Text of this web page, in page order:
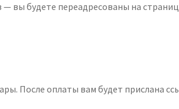
вы будете переадресованы на
После оплаты вам будет прислана